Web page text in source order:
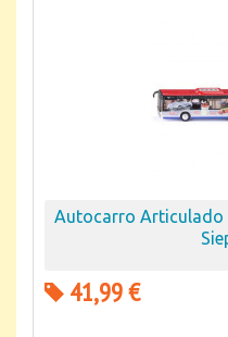
Autocarro Articulado
41,99 €